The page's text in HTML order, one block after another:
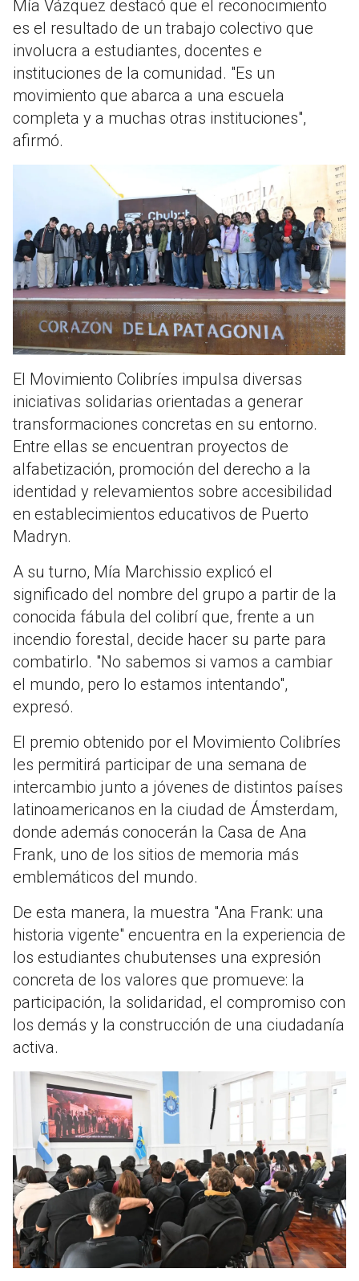
Mía Vázquez destacó que el reconocimiento
es el resultado de un trabajo colectivo que
involucra a estudiantes, docentes e
instituciones de la comunidad. "Es un
movimiento que abarca a una escuela
completa y a muchas otras instituciones",
afirmó.
El Movimiento Colibríes impulsa diversas
iniciativas solidarias orientadas a generar
transformaciones concretas en su entorno.
Entre ellas se encuentran proyectos de
alfabetización, promoción del derecho a la
identidad y relevamientos sobre accesibilidad
en establecimientos educativos de Puerto
Madryn.
A su turno, Mía Marchissio explicó el
significado del nombre del grupo a partir de la
conocida fábula del colibrí que, frente a un
incendio forestal, decide hacer su parte para
combatirlo. "No sabemos si vamos a cambiar
el mundo, pero lo estamos intentando",
expresó.
El premio obtenido por el Movimiento Colibríes
les permitirá participar de una semana de
intercambio junto a jóvenes de distintos países
latinoamericanos en la ciudad de Ámsterdam,
donde además conocerán la Casa de Ana
Frank, uno de los sitios de memoria más
emblemáticos del mundo.
De esta manera, la muestra "Ana Frank: una
historia vigente" encuentra en la experiencia de
los estudiantes chubutenses una expresión
concreta de los valores que promueve: la
participación, la solidaridad, el compromiso con
los demás y la construcción de una ciudadanía
activa.